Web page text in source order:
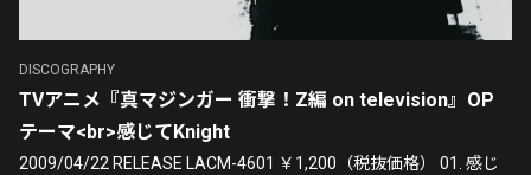
DISCOGRAPHY
TVアニメ『真マジンガー 衝撃！Z編 on television』OP
テーマ<br>感じてKnight
2009/04/22 RELEASE LACM-4601 ￥1,200（税抜価格） 01. 感じ